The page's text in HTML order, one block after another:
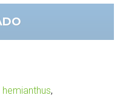
hemianthus,